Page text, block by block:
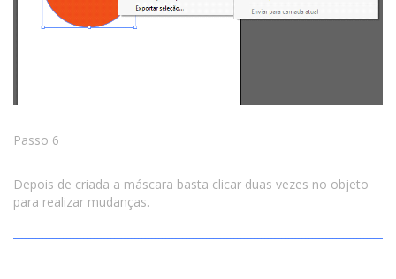
Passo 6
Depois de criada a máscara basta clicar duas vezes no objeto
para realizar mudanças.